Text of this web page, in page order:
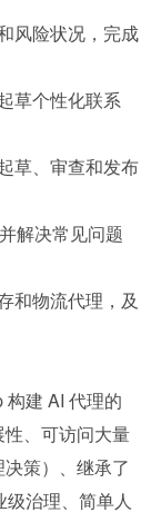
风险状况，完成
草个性化联系
草、审查和发布
解决常见问题
和物流代理，及
建 AI 代理的
、可访问大量
策）、继承了
治理、简单人